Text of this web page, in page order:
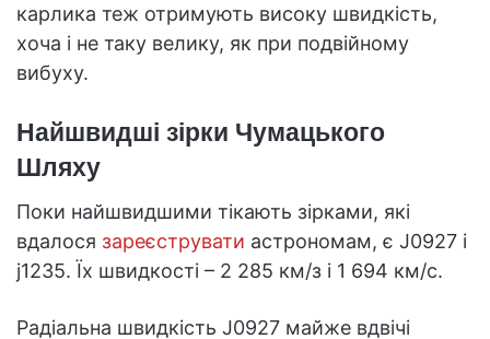
карлика теж отримують високу швидкість,
хоча і не таку велику, як при подвійному
вибуху.
Найшвидші зірки Чумацького
Шляху
Поки найшвидшими тікають зірками, які
вдалося зареєструвати астрономам, є J0927 і
j1235. Їх швидкості – 2 285 км/з і 1 694 км/с.
Радіальна швидкість J0927 майже вдвічі